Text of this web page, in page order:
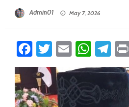
Admin01 May 7, 2026
Facebook
Twitter
Email